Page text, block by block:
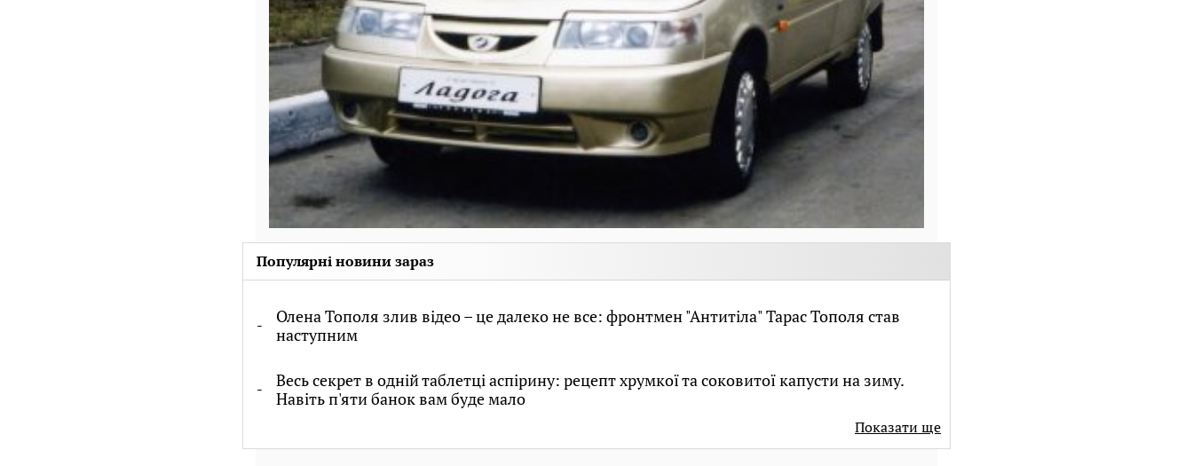
Популярні новини зараз
Олена Тополя злив відео – це далеко не все: фронтмен "Антитіла" Тарас Тополя став
наступним
Весь секрет в одній таблетці аспірину: рецепт хрумкої та соковитої капусти на зиму.
Навіть п'яти банок вам буде мало
Показати ще